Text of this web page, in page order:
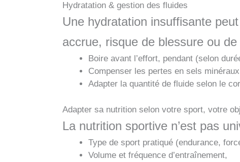
Hydratation & gestion des fluides
Une hydratation insuffisante
accrue, risque de blessure ou
Boire avant l’effort, pendant (selon
Compenser les pertes en sels
Adapter la quantité de fluide selon le
Adapter sa nutrition selon votre sport, votre
La nutrition sportive n’est pas
Type de sport pratiqué (endurance,
Volume et fréquence d’entraînement,